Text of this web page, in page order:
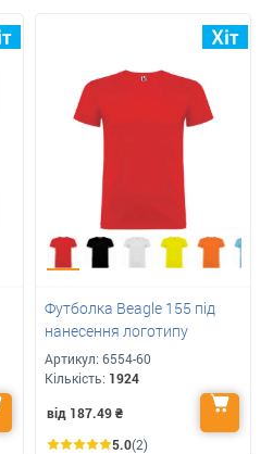
Футболка Beagle 155 під
нанесення логотипу
Артикул: 6554-60
Кількість: 1924
від 187.49₴
5.0(2)